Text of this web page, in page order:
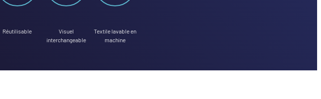
Réutilisable
Visuel
interchangeable
Textile lavable en
machine